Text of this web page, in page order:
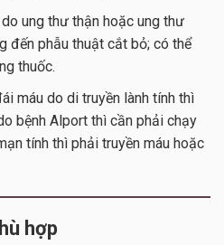
ung thư thận hoặc ung thư
đến phẫu thuật cắt bỏ; có thể
thuốc.
máu do di truyền lành tính thì
bệnh Alport thì cần phải chạy
tính thì phải truyền máu hoặc
hợp